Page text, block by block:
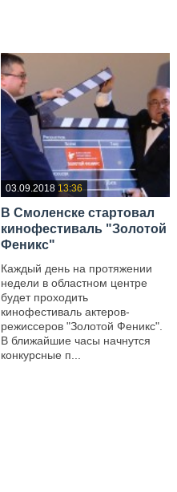
03.09.2018 13:36
В Смоленске стартовал
кинофестиваль "Золотой
Феникс"
Каждый день на протяжении
недели в областном центре
будет проходить
кинофестиваль актеров-
режиссеров "Золотой Феникс".
В ближайшие часы начнутся
конкурсные п...